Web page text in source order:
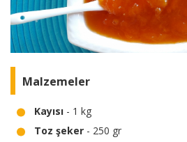
Malzemeler
Kayısı - 1 kg
Toz şeker - 250 gr